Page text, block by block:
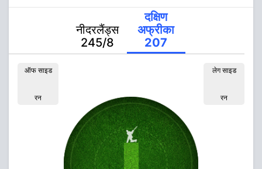
नीदरलैंड्स
245/8
दक्षिण
अफ्रीका
207
ऑफ साइड
रन
लेग साइड
रन